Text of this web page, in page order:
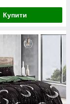
Купити